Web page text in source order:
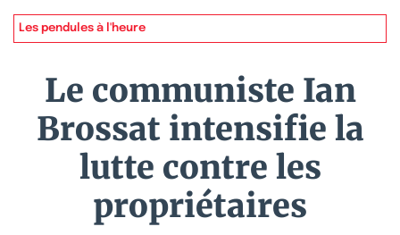
Les pendules à l'heure
Le communiste Ian
Brossat intensifie la
lutte contre les
propriétaires